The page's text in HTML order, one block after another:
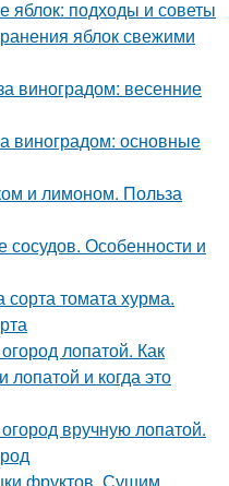
яблок: подходы и советы
яблок свежими
виноградом: весенние
виноградом: основные
и лимоном. Польза
сосудов. Особенности и
сорта томата хурма.
лопатой. Как
лопатой и когда это
вручную лопатой.